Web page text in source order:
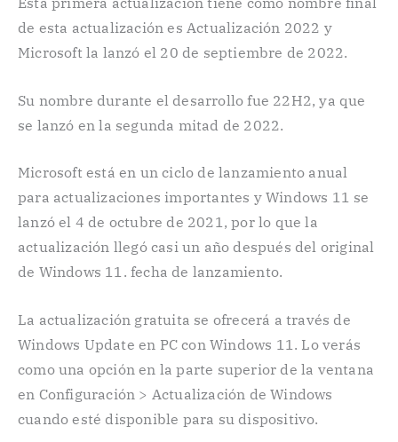
de esta actualización es Actualización 2022 y
Microsoft la lanzó el 20 de septiembre de 2022.
Su nombre durante el desarrollo fue 22H2, ya que
se lanzó en la segunda mitad de 2022.
Microsoft está en un ciclo de lanzamiento anual
para actualizaciones importantes y Windows 11 se
lanzó el 4 de octubre de 2021, por lo que la
actualización llegó casi un año después del original
de Windows 11. fecha de lanzamiento.
La actualización gratuita se ofrecerá a través de
Windows Update en PC con Windows 11. Lo verás
como una opción en la parte superior de la ventana
en Configuración > Actualización de Windows
cuando esté disponible para su dispositivo.